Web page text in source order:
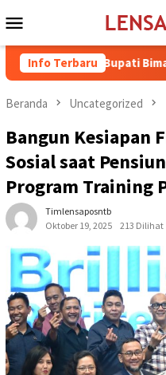
ke
Mobile
Info Terbaru
Bupati Bima dr. H. Irfan
Beranda Uncategorized
Bangun Kesiapan
Sosial saat
Program Training
Timlensaposntb
Oktober 19, 2025
213 Dilihat